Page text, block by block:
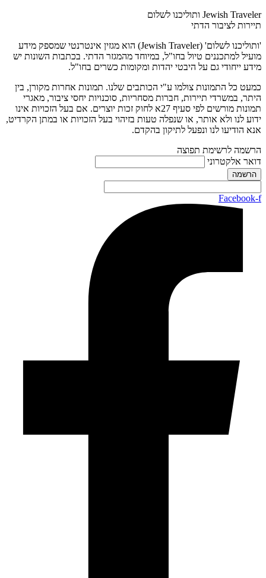
Jewish Traveler ותוליכנו לשלום
תיירות לציבור הדתי
'ותוליכנו לשלום' (Jewish Traveler) הוא מגזין אינטרנטי שמספק מידע
מועיל למתכננים טיול בחו"ל, במיוחד מהמגזר הדתי. בכתבות השונות יש
מידע ייחודי גם על היבטי יהדות ומקומות כשרים בחו"ל.
כמעט כל התמונות צולמו ע"י הכותבים שלנו. תמונות אחרות מקורן, בין
היתר, במשרדי תיירות, חברות מסחריות, סוכנויות יחסי ציבור, מאגרי
תמונות מורשים לפי סעיף 27א לחוק זכות יוצרים. אם בעל הזכויות אינו
ידוע לנו ולא אותר, או שנפלה טעות בזיהוי בעל הזכויות או במתן הקרדיט,
אנא הודיעו לנו ונפעל לתיקון בהקדם.
הרשמה לרשימת תפוצה
דואר אלקטרוני
Facebook-f